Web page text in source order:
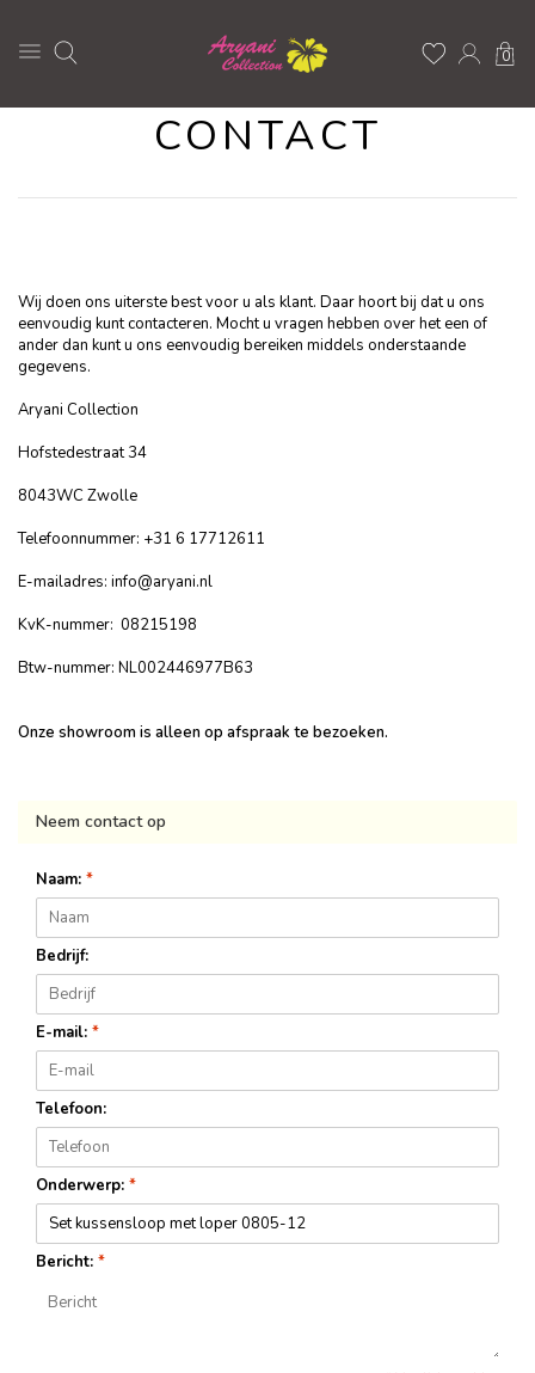
0
CONTACT
Wij doen ons uiterste best voor u als klant. Daar hoort bij dat u ons
eenvoudig kunt contacteren. Mocht u vragen hebben over het een of
ander dan kunt u ons eenvoudig bereiken middels onderstaande
gegevens.
Aryani Collection
Hofstedestraat 34
8043WC Zwolle
Telefoonnummer: +31 6 17712611
E-mailadres: info@aryani.nl
KvK-nummer: 08215198
Btw-nummer: NL002446977B63
Onze showroom is alleen op afspraak te bezoeken.
Neem contact op
Naam: *
Bedrijf:
E-mail: *
Telefoon:
Onderwerp: *
Bericht: *